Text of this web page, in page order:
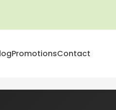
PromotionsContact